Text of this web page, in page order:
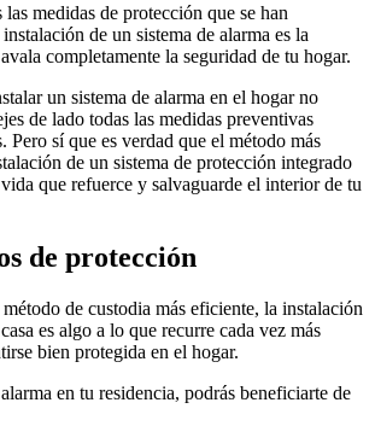
las medidas de protección que se han
de un sistema de alarma es la
completamente la seguridad de tu hogar.
un sistema de alarma en el hogar no
de lado todas las medidas preventivas
Pero sí que es verdad que el método más
de un sistema de protección integrado
que refuerce y salvaguarde el interior de tu
de protección
de custodia más eficiente, la instalación
es algo a lo que recurre cada vez más
bien protegida en el hogar.
en tu residencia, podrás beneficiarte de